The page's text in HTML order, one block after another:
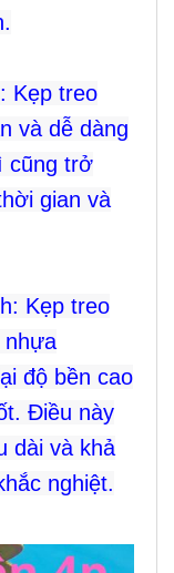
Kẹp treo
và dễ dàng
cũng trở
gian và
Kẹp treo
nhựa
độ bền cao
Điều này
dài và khả
nghiệt.